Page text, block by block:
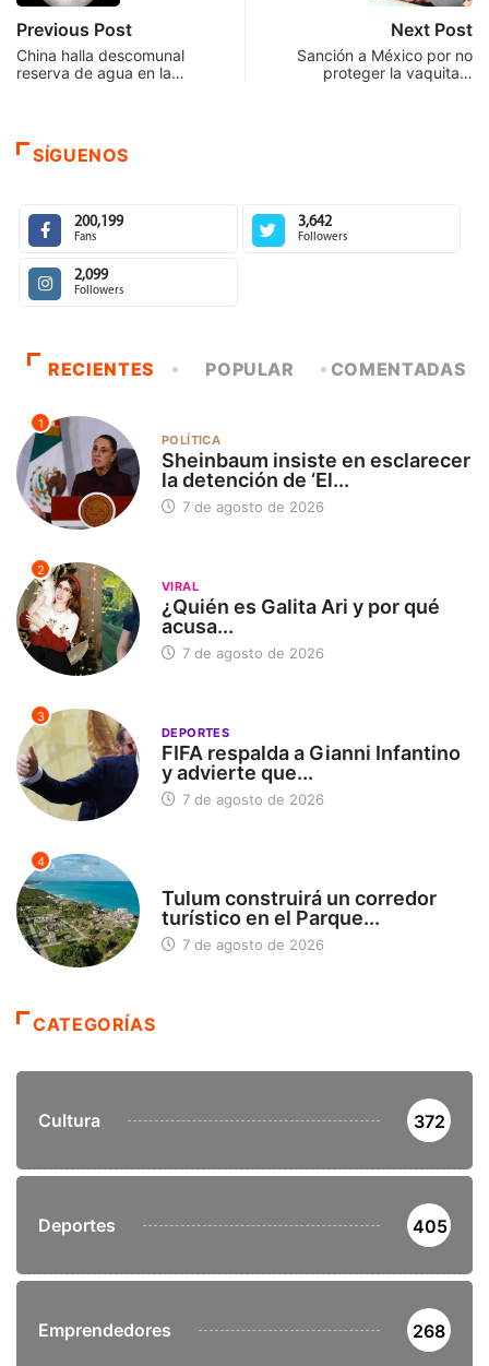
Previous Post
China halla descomunal
reserva de agua en la…
Next Post
Sanción a México por no
proteger la vaquita…
SÍGUENOS
200,199
Fans
3,642
Followers
2,099
Followers
RECIENTES POPULAR COMENTADAS
1
POLÍTICA
Sheinbaum insiste en esclarecer
la detención de ‘El...
7 de agosto de 2026
2
VIRAL
¿Quién es Galita Ari y por qué
acusa...
7 de agosto de 2026
3
DEPORTES
FIFA respalda a Gianni Infantino
y advierte que...
7 de agosto de 2026
4
Tulum construirá un corredor
turístico en el Parque...
7 de agosto de 2026
CATEGORÍAS
Cultura 372
Deportes 405
Emprendedores 268